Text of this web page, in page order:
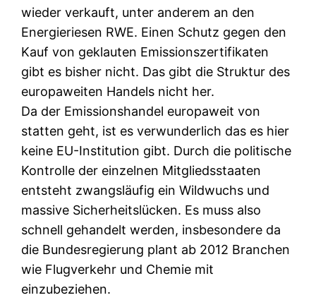
wieder verkauft, unter anderem an den
Energieriesen RWE. Einen Schutz gegen den
Kauf von geklauten Emissionszertifikaten
gibt es bisher nicht. Das gibt die Struktur des
europaweiten Handels nicht her.
Da der Emissionshandel europaweit von
statten geht, ist es verwunderlich das es hier
keine EU-Institution gibt. Durch die politische
Kontrolle der einzelnen Mitgliedsstaaten
entsteht zwangsläufig ein Wildwuchs und
massive Sicherheitslücken. Es muss also
schnell gehandelt werden, insbesondere da
die Bundesregierung plant ab 2012 Branchen
wie Flugverkehr und Chemie mit
einzubeziehen.